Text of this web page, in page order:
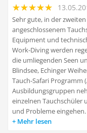
Sehr gute, in der
angeschlossenem
Equipment und
Work-Diving werden
die umliegenden Seen
Blindsee, Echinger
Tauch-Safari Programm
Ausbildungsgruppen
einzelnen Tauchschüler
und Probleme
Mehr lesen